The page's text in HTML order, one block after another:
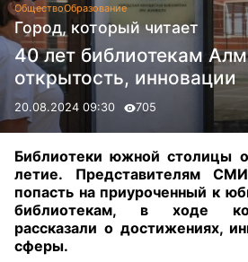
ОбществоОбразование
Город, который читает
40 лет библиотекам
открытость, инновации
20.08.2024 09:30 705
Библиотеки южной столицы
летие. Представителям СМИ
попасть на приуроченный к
библиотекам, в ходе
рассказали о достижениях,
сферы.